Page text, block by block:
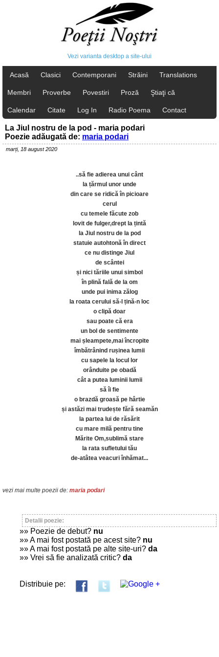
Vezi varianta desktop a site-ului
Acasă Clasici Contemporani Străini Translations
Membri Proverbe Povestiri Proză Ştiaţi că
Calendar Citate Log In Radio Poema Contact
La Jiul nostru de la pod - maria podari
Poezie adăugată de: maria podari
marți, 18 august 2020
..să fie adierea unui cânt
la țărmul unor unde
din care se ridică în picioare
cerul
cu temele făcute zob
lovit de fulger,drept la țintă
la Jiul nostru de la pod
statuie autohtonă în direct
ce nu distinge Jiul
de scântei
și nici tăriile unui simbol
în plină fală de la om
unde pui inima zălog
la roata cerului să-l țină-n loc
o clipă doar
sau poate că era
un bol de sentimente
mai șleampete,mai încropite
îmbătrânind rușinea lumii
cu sapele la locul lor
orânduite pe obadă
cât a putea luminii lumii
să îi fie
o brazdă groasă pe hârtie
și astăzi mai trudește fără seamăn
la partea lui de răsărit
cu mare milă pentru tine
Mărite Om,sublimă stare
la rata sufletului tău
de-atâtea veacuri înhămat...
vezi mai multe poezii de: maria podari
Detalii poezie:
»» Poezie de debut? nu
»» A mai fost postată pe acest site? nu
»» A mai fost postată pe alte site-uri? da
»» Vrei să fie analizată critic? da
Distribuie pe: